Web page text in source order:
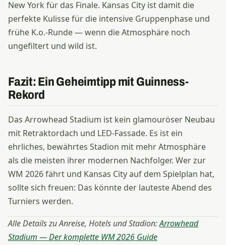
New York für das Finale. Kansas City ist damit die
perfekte Kulisse für die intensive Gruppenphase und
frühe K.o.-Runde — wenn die Atmosphäre noch
ungefiltert und wild ist.
Fazit: Ein Geheimtipp mit Guinness-
Rekord
Das Arrowhead Stadium ist kein glamouröser Neubau
mit Retraktordach und LED-Fassade. Es ist ein
ehrliches, bewährtes Stadion mit mehr Atmosphäre
als die meisten ihrer modernen Nachfolger. Wer zur
WM 2026 fährt und Kansas City auf dem Spielplan hat,
sollte sich freuen: Das könnte der lauteste Abend des
Turniers werden.
Alle Details zu Anreise, Hotels und Stadion:Arrowhead
Stadium — Der komplette WM 2026 Guide